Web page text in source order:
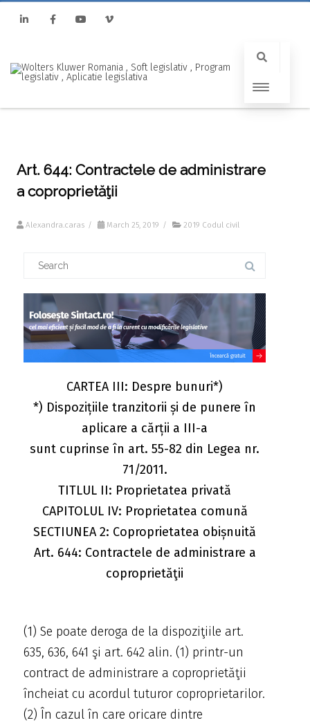
Art. 644: Contractele de administrare
a coproprietăţii
Alexandra.caras / March 25, 2019 / 2019 Codul civil
CARTEA III: Despre bunuri*)
*) Dispozițiile tranzitorii și de punere în
aplicare a cărții a III-a
sunt cuprinse în art. 55-82 din Legea nr.
71/2011.
TITLUL II: Proprietatea privată
CAPITOLUL IV: Proprietatea comună
SECTIUNEA 2: Coproprietatea obișnuită
Art. 644: Contractele de administrare a
coproprietăţii
(1) Se poate deroga de la dispoziţiile art.
635, 636, 641 şi art. 642 alin. (1) printr-un
contract de administrare a coproprietăţii
încheiat cu acordul tuturor coproprietarilor.
(2) În cazul în care oricare dintre